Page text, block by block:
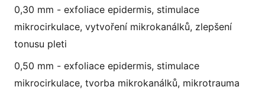
0,30 mm - exfoliace epidermis, stimulace
mikrocirkulace, vytvoření mikrokanálků, zlepšení
tonusu pleti
0,50 mm - exfoliace epidermis, stimulace
mikrocirkulace, tvorba mikrokanálků, mikrotrauma